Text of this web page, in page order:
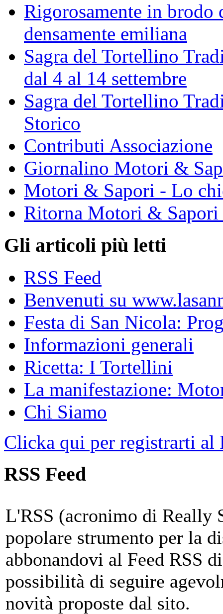
Rigorosamente in brodo
densamente emiliana
Sagra del Tortellino
dal 4 al 14 settembre
Sagra del Tortellino
Storico
Contributi Associazione
Giornalino Motori &
Motori & Sapori - Lo
Ritorna Motori & Sapori
Gli articoli più letti
RSS Feed
Benvenuti su
Festa di San Nicola:
Informazioni generali
Ricetta: I Tortellini
La manifestazione:
Chi Siamo
Clicka qui per registrarti al
RSS Feed
L'RSS (acronimo di Really
popolare strumento per la
abbonandovi al Feed RSS
possibilità di seguire
novità proposte dal sito.